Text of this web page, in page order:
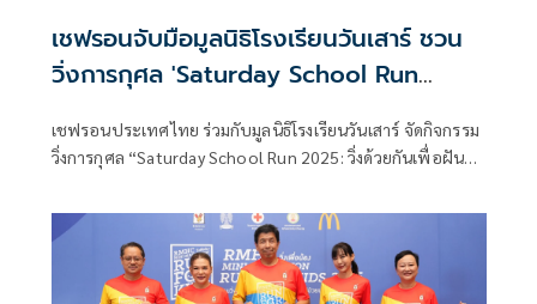
เชฟรอนจับมือมูลนิธิโรงเรียนวันเสาร์ ชวน
วิ่งการกุศล 'Saturday School Run
เชฟรอนประเทศไทย ร่วมกับมูลนิธิโรงเรียนวันเสาร์ จัดกิจกรรม
วิ่งการกุศล “Saturday School Run 2025: วิ่งด้วยกันเพื่อฝัน
วชิรเบญจทัศ (สวนรถไฟ) เพื่อนำรายได้ทั้งหมดโดยไม่หักค่าใช้
จ่าย สนับสนุนการพัฒนาทักษะและการเรียนรู้นอกห้องเรียน
ของเยาวชนทั่วประเทศ